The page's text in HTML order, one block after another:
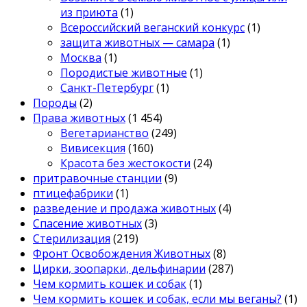
из приюта (1)
Всероссийский веганский конкурс(1)
защита животных — самара (1)
Москва (1)
Породистые животные (1)
Санкт-Петербург(1)
Породы (2)
Права животных(1 454)
Вегетарианство (249)
Вивисекция (160)
Красота без жестокости (24)
притравочные станции (9)
птицефабрики (1)
разведение и продажа животных(4)
Спасение животных(3)
Стерилизация (219)
Фронт Освобождения Животных(8)
Цирки, зоопарки, дельфинарии (287)
Чем кормить кошек и собак(1)
Чем кормить кошек и собак, если мы веганы? (1)